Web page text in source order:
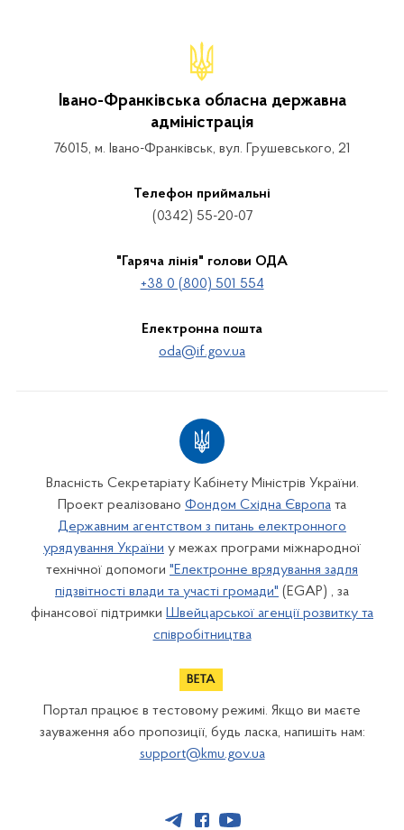
Івано-Франківська обласна державна
адміністрація
76015, м. Івано-Франківськ, вул. Грушевського, 21
Телефон приймальні
(0342) 55-20-07
"Гаряча лінія" голови ОДА
+38 0 (800) 501 554
Електронна пошта
oda@if.gov.ua
Власність Секретаріату Кабінету Міністрів України.
Проект реалізовано Фондом Східна Європа та
Державним агентством з питань електронного
урядування України у межах програми міжнародної
технічної допомоги "Електронне врядування задля
підзвітності влади та участі громади" (EGAP) , за
фінансової підтримки Швейцарської агенції розвитку та
співробітництва
Портал працює в тестовому режимі. Якщо ви маєте
зауваження або пропозиції, будь ласка, напишіть нам:
support@kmu.gov.ua